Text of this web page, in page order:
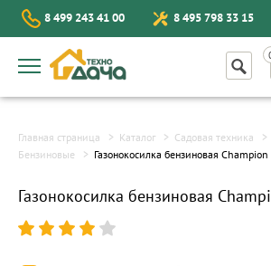
8 499 243 41 00 8 495 798 33 15
Главная страница Каталог Садовая техника
Бензиновые
Газонокосилка бензиновая
Газонокосилка бензиновая